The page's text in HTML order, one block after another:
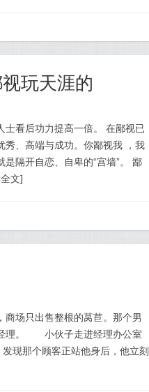
玩天涯的
士看后功力提高一倍。 在鄙视已
秀、高端与成功。你鄙视我 ，我
隔开自恋、自卑的“宫墙”。 鄙
文]
场只出售整根的莴苣。那个男
经理。 小伙子走进经理办公室
现那个顾客正站他身后，他立刻